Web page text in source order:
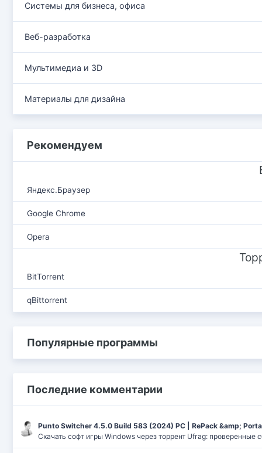
Системы для бизнеса, офиса
Веб-разработка
Мультимедиа и 3D
Материалы для дизайна
Рекомендуем
Яндекс.Браузер
Google Chrome
Opera
BitTorrent
qBittorrent
Популярные программы
Последние комментарии
Punto Switcher 4.5.0 Build 583 (2024) РС | RePack &amp;
Скачать софт игры Windows через торрент Ufrag: проверенные